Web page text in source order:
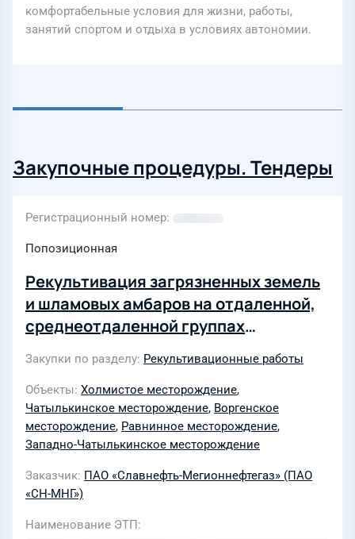
комфортабельные условия для жизни, работы,
занятий спортом и отдыха в условиях автономии.
Закупочные процедуры. Тендеры
Регистрационный номер
Попозиционная
Рекультивация загрязненных земель
и шламовых амбаров на отдаленной,
среднеотдаленной группах
Закупки по разделу Рекультивационные работы
Объекты Холмистое месторождение,
Чатылькинское месторождение, Воргенское
месторождение, Равнинное месторождение,
Западно-Чатылькинское месторождение
Заказчик ПАО «Славнефть-Мегионнефтегаз» (ПАО
«СН-МНГ»)
Наименование ЭТП